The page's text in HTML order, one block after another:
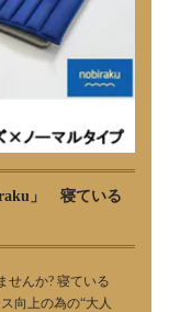
」 寝ている
せんか? 寝ている
向上の為の“大人